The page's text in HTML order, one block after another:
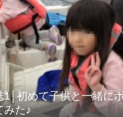
1│初めて子供と一緒に
みた♪